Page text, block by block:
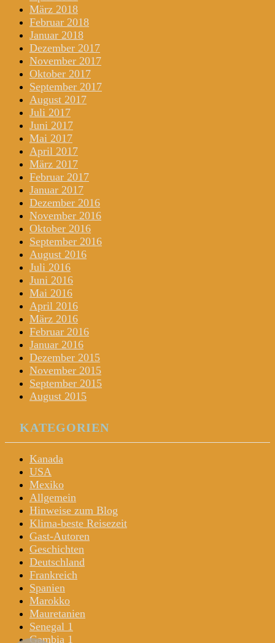
März 2018
Februar 2018
Januar 2018
Dezember 2017
November 2017
Oktober 2017
September 2017
August 2017
Juli 2017
Juni 2017
Mai 2017
April 2017
März 2017
Februar 2017
Januar 2017
Dezember 2016
November 2016
Oktober 2016
September 2016
August 2016
Juli 2016
Juni 2016
Mai 2016
April 2016
März 2016
Februar 2016
Januar 2016
Dezember 2015
November 2015
September 2015
August 2015
KATEGORIEN
Kanada
USA
Mexiko
Allgemein
Hinweise zum Blog
Klima-beste Reisezeit
Gast-Autoren
Geschichten
Deutschland
Frankreich
Spanien
Marokko
Mauretanien
Senegal 1
Gambia 1